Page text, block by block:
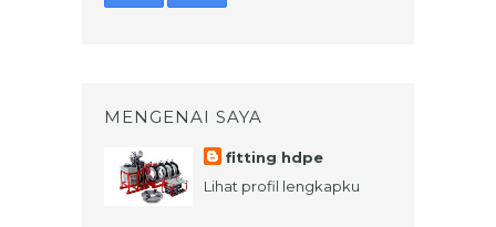
MENGENAI SAYA
fitting hdpe
Lihat profil lengkapku